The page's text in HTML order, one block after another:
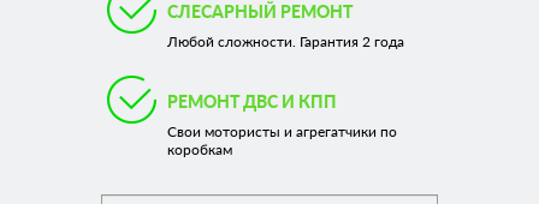
СЛЕСАРНЫЙ РЕМОНТ
Любой сложности. Гарантия 2 года
РЕМОНТ ДВС И КПП
Свои мотористы и агрегатчики по
коробкам